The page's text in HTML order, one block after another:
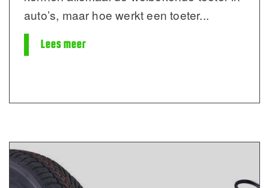
auto’s, maar hoe werkt een toeter...
Lees meer